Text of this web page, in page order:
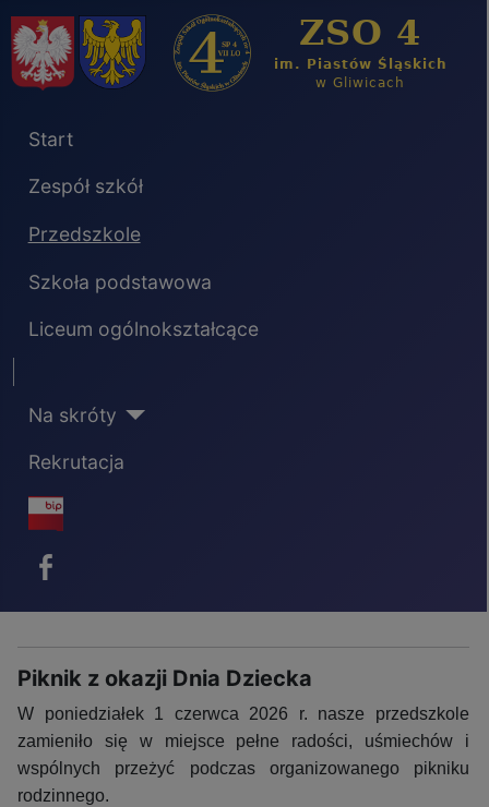
Start
Zespół szkół
Przedszkole
Szkoła podstawowa
Liceum ogólnokształcące
Na skróty
Rekrutacja
BIP - ikona
Piknik z okazji Dnia Dziecka
W poniedziałek 1 czerwca 2026 r. nasze przedszkole
zamieniło się w miejsce pełne radości, uśmiechów i
wspólnych przeżyć podczas organizowanego pikniku
rodzinnego.